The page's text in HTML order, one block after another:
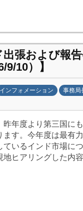
出張および報
9/10）】
インフォメーション 事務
昨年度より第三国に
ます。今年度は最有
ているインド市場に
地ヒアリングした内